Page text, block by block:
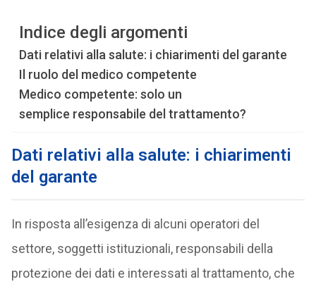
Indice degli argomenti
Dati relativi alla salute: i chiarimenti del garante
Il ruolo del medico competente
Medico competente: solo un
semplice responsabile del trattamento?
Dati relativi alla salute: i chiarimenti
del garante
In risposta all’esigenza di alcuni operatori del
settore, soggetti istituzionali, responsabili della
protezione dei dati e interessati al trattamento, che